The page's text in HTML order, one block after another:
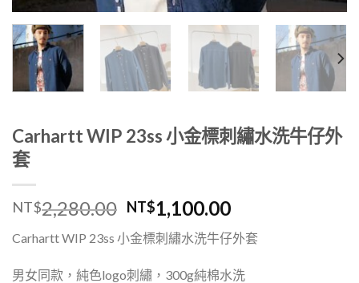
Carhartt WIP 23ss 小金標刺繡水洗牛仔外
套
NT$2,280.00 NT$1,100.00
Carhartt WIP 23ss 小金標刺繡水洗牛仔外套
男女同款，純色logo刺繡，300g純棉水洗